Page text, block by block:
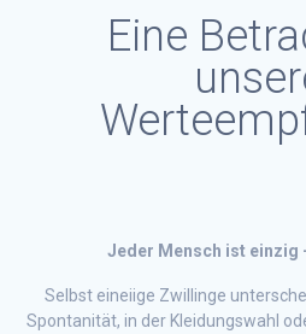
Eine
Jeder Mensch ist einzig
Selbst eineiige Zwillinge
Spontanität, in der Kleidungswahl